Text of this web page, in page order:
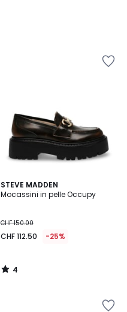
STEVE MADDEN
Mocassini in pelle Occupy
CHF 150.00
CHF 112.50 -25%
4
/
4
/